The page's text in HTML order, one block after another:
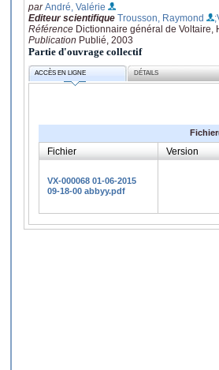
parAndré, Valérie
Editeur scientifique Trousson, Raymond
Référence Dictionnaire général de Voltaire,
Publication Publié, 2003
Partie d'ouvrage collectif
ACCÈS EN LIGNE DÉTAILS
Fichier Version
VX-000068 01-06-2015
09-18-00 abbyy.pdf